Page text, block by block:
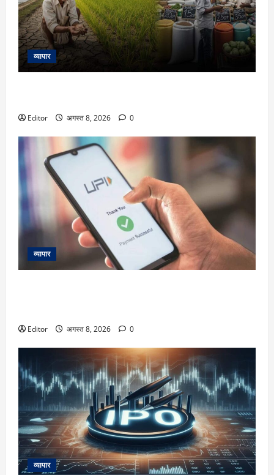
व्यापार
Editor अगस्त 8, 2026 0
व्यापार
Editor अगस्त 8, 2026 0
व्यापार